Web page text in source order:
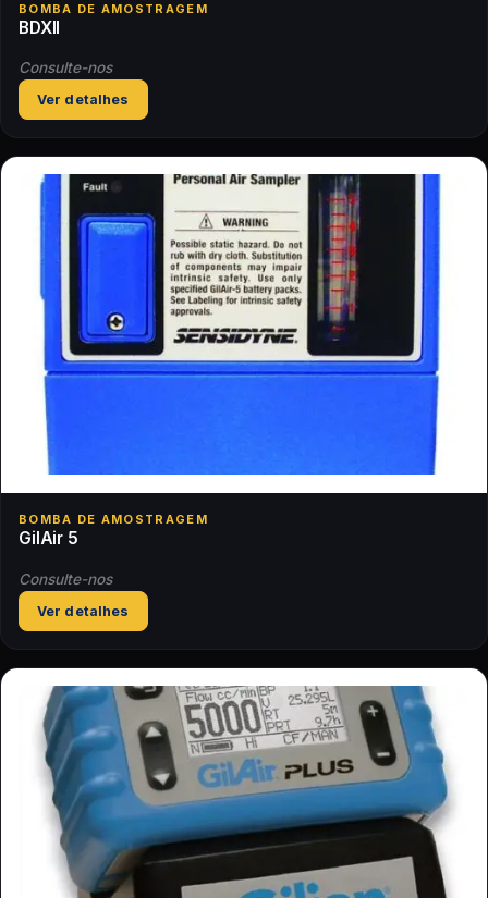
BOMBA DE AMOSTRAGEM
BDXII
Consulte-nos
Ver detalhes
BOMBA DE AMOSTRAGEM
GilAir 5
Consulte-nos
Ver detalhes